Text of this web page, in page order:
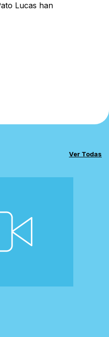
Lucas han
Ver Todas